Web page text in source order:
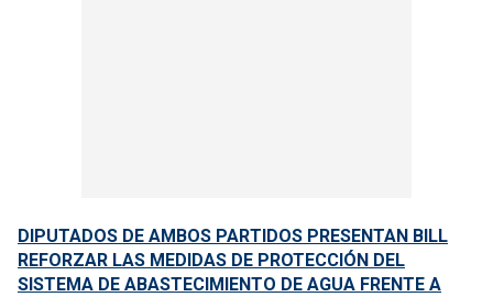
DIPUTADOS DE AMBOS PARTIDOS PRESENTAN BILL
REFORZAR LAS MEDIDAS DE PROTECCIÓN DEL
SISTEMA DE ABASTECIMIENTO DE AGUA FRENTE A